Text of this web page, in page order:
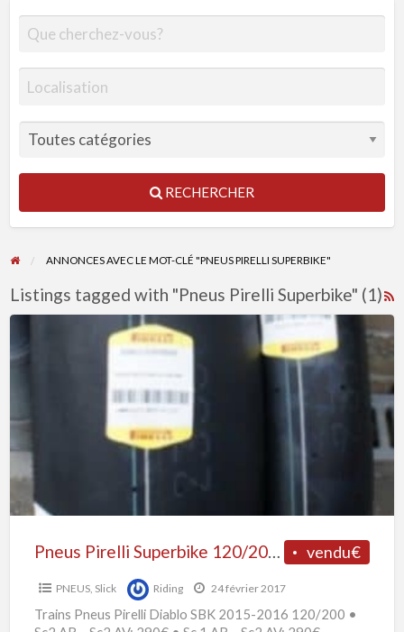
RECHERCHER
ANNONCES AVEC LE MOT-CLÉ "PNEUS PIRELLI SUPERBIKE"
Listings tagged with "Pneus Pirelli Superbike" (1)
Pirelli
2015-
2016
vendu€
Pneus Pirelli Superbike 120/200 2015-2016
PNEUS, Slick Riding 24 février 2017
Trains Pneus Pirelli Diablo SBK 2015-2016 120/200 •